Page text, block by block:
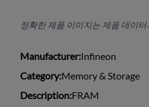
정확한 제품 이미지는 제품 데이
Manufacturer:Infineon
Category:Memory & Storage
Description:FRAM